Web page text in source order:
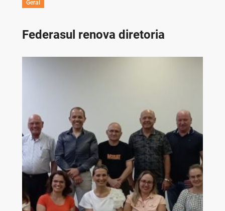
Geral
Federasul renova diretoria